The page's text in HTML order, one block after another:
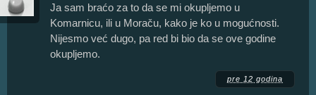
Ja sam braćo za to da se mi okupljemo u
Komarnicu, ili u Moraču, kako je ko u mogućnosti.
Nijesmo već dugo, pa red bi bio da se ove godine
okupljemo.
pre 12 godina